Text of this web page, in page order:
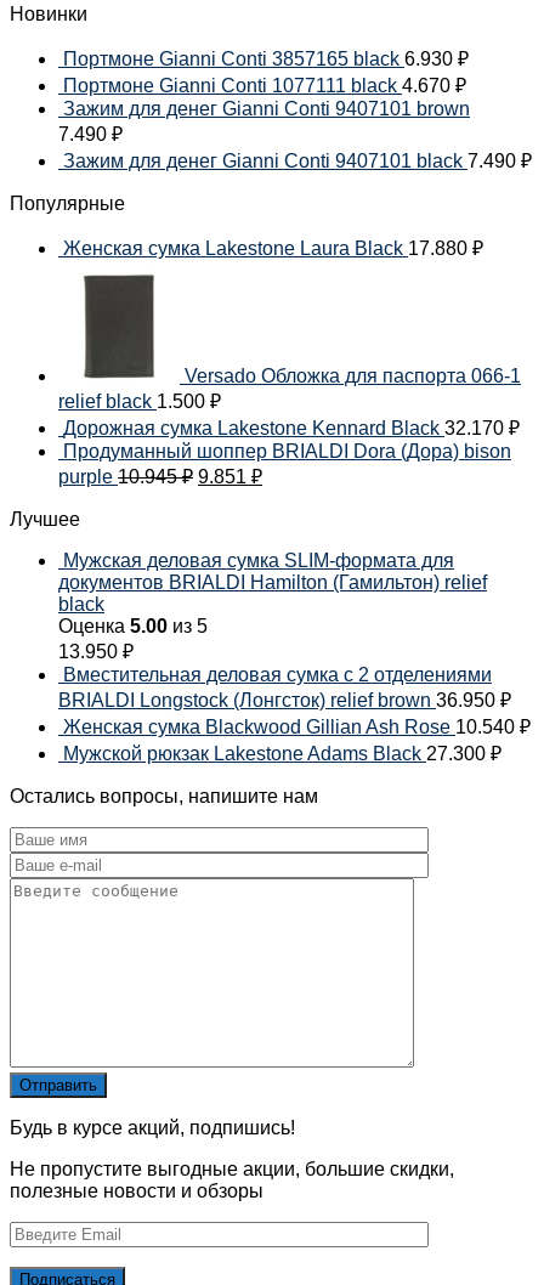
Новинки
Портмоне Gianni Conti 3857165 black 6.930 ₽
Портмоне Gianni Conti 1077111 black 4.670 ₽
Зажим для денег Gianni Conti 9407101 brown
7.490 ₽
Зажим для денег Gianni Conti 9407101 black 7.490 ₽
Популярные
Женская сумка Lakestone Laura Black 17.880 ₽
Versado Обложка для паспорта 066-1
relief black 1.500 ₽
Дорожная сумка Lakestone Kennard Black 32.170 ₽
Продуманный шоппер BRIALDI Dora (Дора) bison
purple 10.945₽ 9.851 ₽
Лучшее
Мужская деловая сумка SLIM-формата для
документов BRIALDI Hamilton (Гамильтон) relief
black
Оценка 5.00 из 5
13.950 ₽
Вместительная деловая сумка с 2 отделениями
BRIALDI Longstock (Лонгсток) relief brown 36.950 ₽
Женская сумка Blackwood Gillian Ash Rose 10.540 ₽
Мужской рюкзак Lakestone Adams Black 27.300 ₽
Остались вопросы, напишите нам
Будь в курсе акций, подпишись!
Не пропустите выгодные акции, большие скидки,
полезные новости и обзоры